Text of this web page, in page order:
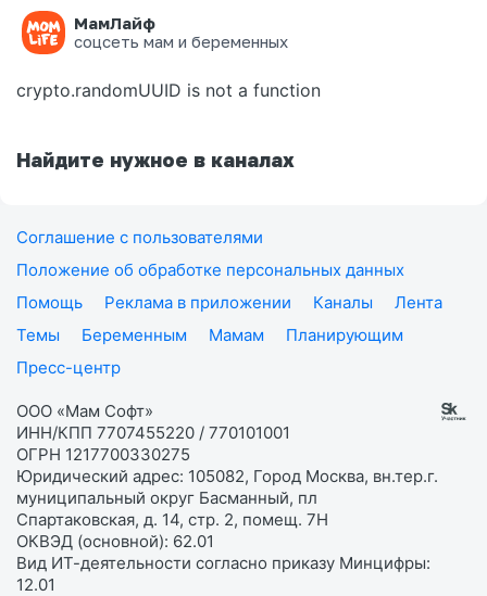
МамЛайф
соцсеть мам и беременных
Ошибка на странице
crypto.randomUUID is not a function
Найдите нужное в каналах
Соглашение с пользователями
Положение об обработке персональных данных
Помощь
Реклама в приложении Каналы
Лента
Темы
Беременным Мамам
Планирующим
Пресс-центр
ООО «Мам Софт»
ИНН/КПП 7707455220 / 770101001
ОГРН 1217700330275
Юридический адрес: 105082, Город Москва, вн.тер.г.
муниципальный округ Басманный, пл
Спартаковская, д. 14, стр. 2, помещ. 7Н
ОКВЭД (основной): 62.01
Вид ИТ-деятельности согласно приказу Минцифры:
12.01